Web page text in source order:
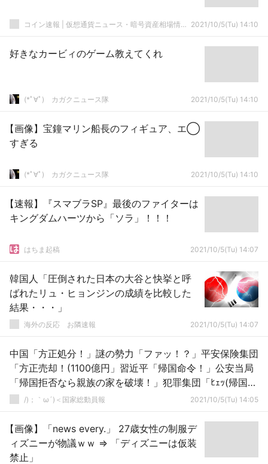
コイン速報 | 仮想通貨ニュース・暗号資産相場情報・5chまとめ 2021/10/5(Tu) 14:10
好きなカービィのゲーム教えてくれ
(*ﾟ∀ﾟ)ゞカガクニュース隊 2021/10/5(Tu) 14:10
【画像】宝鐘マリン船長のフィギュア、エ◯
すぎる
(*ﾟ∀ﾟ)ゞカガクニュース隊 2021/10/5(Tu) 14:10
【速報】『スマブラSP』最後のファイターは
キングダムハーツから「ソラ」！！！
はちま起稿 2021/10/5(Tu) 14:07
韓国人「圧倒された日本の大谷と快挙と呼
ばれたリュ・ヒョンジンの成績を比較した
結果・・・」
海外の反応 お隣速報 2021/10/5(Tu) 14:07
中国「方正処分！」謎の勢力「ファッ！？」平安保険集団
「方正売却！(1100億円」習近平「帰国命令！」公安当局
「帰国拒否なら親族の家を破壊！」犯罪集団「ﾋｪｯ(帰国5
万4千人」→
/)；｀ω´)＜国家総動員報 2021/10/5(Tu) 14:05
【画像】「news every.」 27歳女性の制服デ
ィズニーが物議ｗｗ ⇒ 「ディズニーは仮装
禁止」